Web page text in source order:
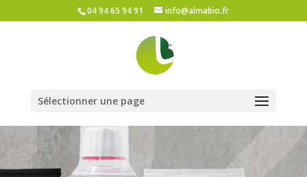
04 94 65 94 91 info@almabio.fr
Sélectionner une page